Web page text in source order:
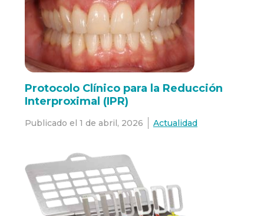
Protocolo Clínico para la Reducción
Interproximal (IPR)
Publicado el 1 de abril, 2026 Actualidad